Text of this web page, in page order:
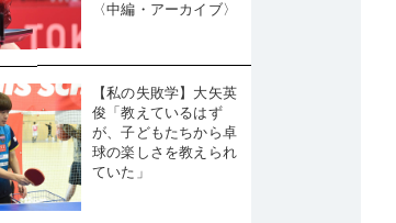
〈中編・アーカイブ〉
【私の失敗学】大矢英
俊「教えているはず
が、子どもたちから卓
球の楽しさを教えられ
ていた」